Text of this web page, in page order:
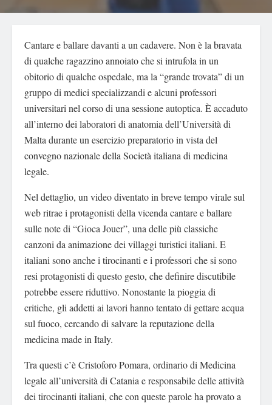
Cantare e ballare davanti a un cadavere. Non è la bravata
di qualche ragazzino annoiato che si intrufola in un
obitorio di qualche ospedale, ma la “grande trovata” di un
gruppo di medici specializzandi e alcuni professori
universitari nel corso di una sessione autoptica. È accaduto
all’interno dei laboratori di anatomia dell’Università di
Malta durante un esercizio preparatorio in vista del
convegno nazionale della Società italiana di medicina
legale.
Nel dettaglio, un video diventato in breve tempo virale sul
web ritrae i protagonisti della vicenda cantare e ballare
sulle note di “Gioca Jouer”, una delle più classiche
canzoni da animazione dei villaggi turistici italiani. E
italiani sono anche i tirocinanti e i professori che si sono
resi protagonisti di questo gesto, che definire discutibile
potrebbe essere riduttivo. Nonostante la pioggia di
critiche, gli addetti ai lavori hanno tentato di gettare acqua
sul fuoco, cercando di salvare la reputazione della
medicina made in Italy.
Tra questi c’è Cristoforo Pomara, ordinario di Medicina
legale all’università di Catania e responsabile delle attività
dei tirocinanti italiani, che con queste parole ha provato a